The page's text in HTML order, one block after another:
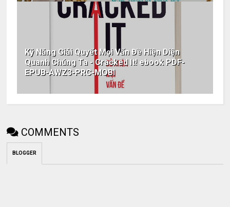
Kỹ Năng Giải Quyết Mọi Vấn Đề Hiện Diện
Quanh Chúng Ta - Cracked It! ebook PDF-
EPUB-AWZ3-PRC-MOBI
COMMENTS
BLOGGER